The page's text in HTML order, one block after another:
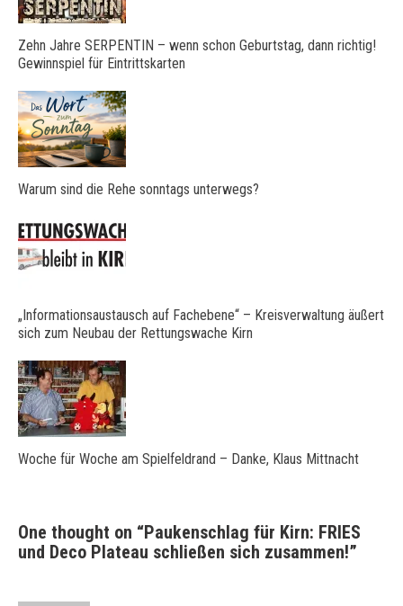
Zehn Jahre SERPENTIN – wenn schon Geburtstag, dann richtig!
Gewinnspiel für Eintrittskarten
Warum sind die Rehe sonntags unterwegs?
„Informationsaustausch auf Fachebene“ – Kreisverwaltung äußert
sich zum Neubau der Rettungswache Kirn
Woche für Woche am Spielfeldrand – Danke, Klaus Mittnacht
One thought on “Paukenschlag für Kirn: FRIES
und Deco Plateau schließen sich zusammen!”